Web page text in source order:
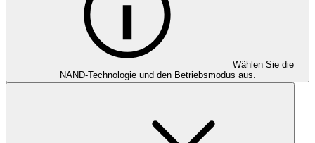
Wählen Sie die
NAND-Technologie und den Betriebsmodus aus.